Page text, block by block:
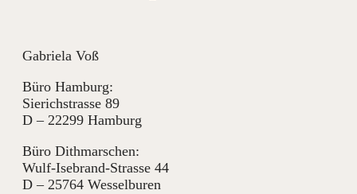
Gabriela Voß
Büro Hamburg:
Sierichstrasse 89
D – 22299 Hamburg
Büro Dithmarschen:
Wulf-Isebrand-Strasse 44
D – 25764 Wesselburen